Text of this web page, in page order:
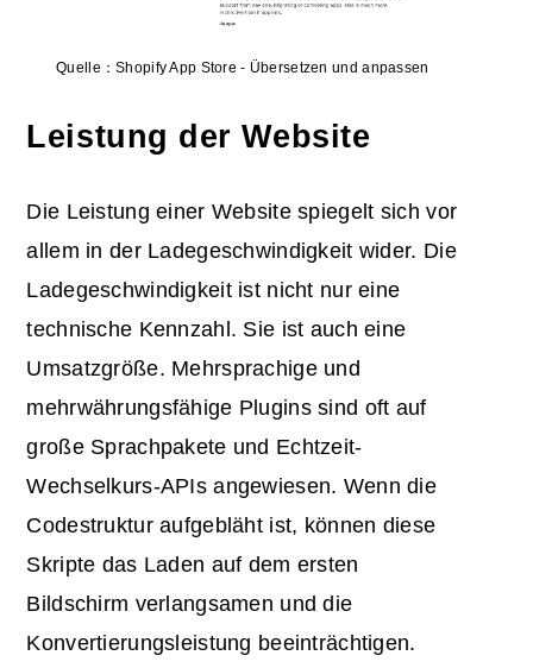
Quelle：Shopify App Store - Übersetzen und anpassen
Leistung der Website
Die Leistung einer Website spiegelt sich vor
allem in der Ladegeschwindigkeit wider. Die
Ladegeschwindigkeit ist nicht nur eine
technische Kennzahl. Sie ist auch eine
Umsatzgröße. Mehrsprachige und
mehrwährungsfähige Plugins sind oft auf
große Sprachpakete und Echtzeit-
Wechselkurs-APIs angewiesen. Wenn die
Codestruktur aufgebläht ist, können diese
Skripte das Laden auf dem ersten
Bildschirm verlangsamen und die
Konvertierungsleistung beeinträchtigen.